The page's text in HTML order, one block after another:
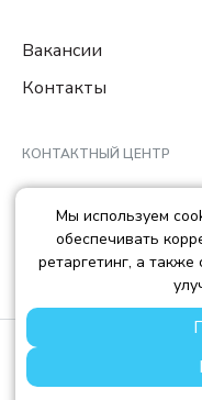
Вакансии
Контакты
КОНТАКТНЫЙ ЦЕНТР
8 (800) 222-78-
Ежедневно с 10:00 до
© TREND ISLAND
ООО «ТРЕНД АЙЛЕНД»,
7714478758, КПП:
Мы используем
обеспечивать
ретаргетинг, а также